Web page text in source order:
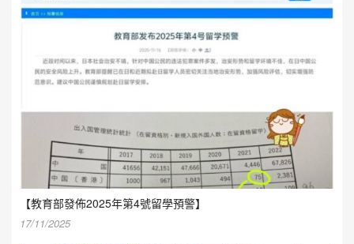
【教育部發佈2025年第4號留學預警】
17/11/2025